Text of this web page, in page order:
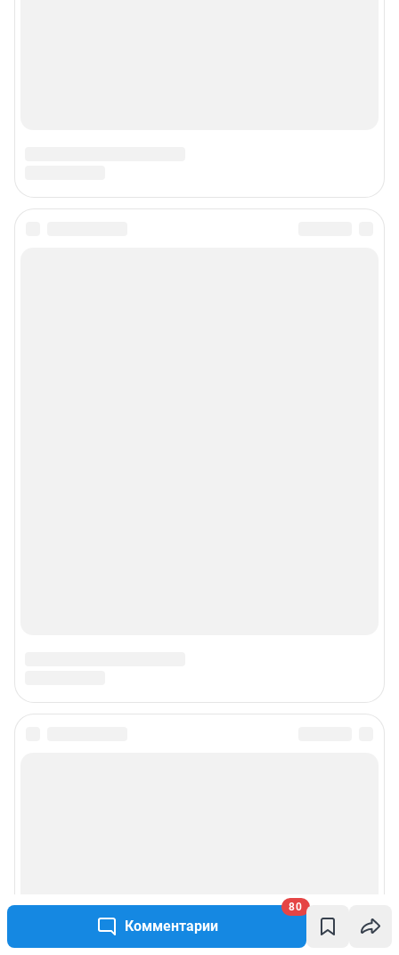
Комментарии
80